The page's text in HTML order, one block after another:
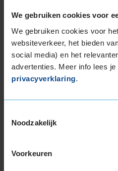
We gebruiken cookies voor
We gebruiken cookies voor
websiteverkeer, het bieden
social media) en het
advertenties. Meer info lees je
privacyverklaring.
Noodzakelijk
Voorkeuren
225/45R17 91H RUNFLAT
225/55R17 101H EXTRALOAD
18-inch banden
205/45R18 90H EXTRALOAD
205/60R18 99H EXTRALOAD
225/40R18 92V EXTRALOAD
225/45R18 95H EXTRALOAD